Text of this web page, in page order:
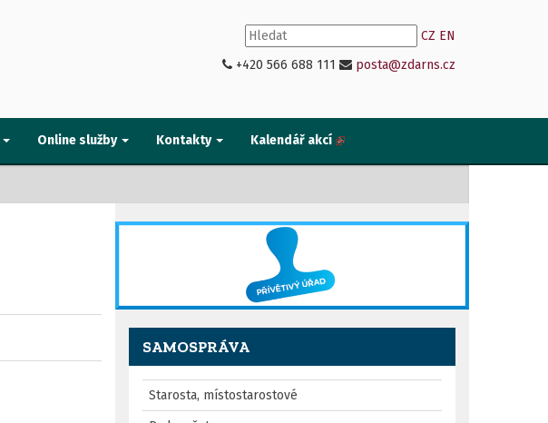
CZ EN
+420 566 688 111
posta@zdarns.cz
Online služby Kontakty Kalendář akcí
SAMOSPRÁVA
Starosta, místostarostové